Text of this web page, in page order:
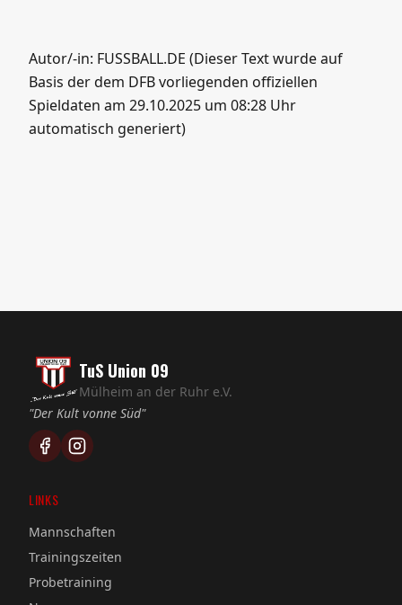
Autor/-in: FUSSBALL.DE (Dieser Text wurde auf
Basis der dem DFB vorliegenden offiziellen
Spieldaten am 29.10.2025 um 08:28 Uhr
automatisch generiert)
TuS Union 09
Mülheim an der Ruhr e.V.
"Der Kult vonne Süd"
LINKS
Mannschaften
Trainingszeiten
Probetraining